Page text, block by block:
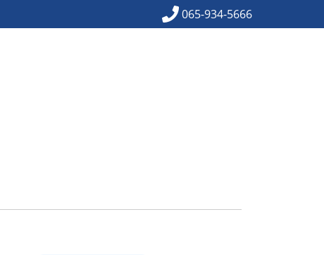
065-934-5666